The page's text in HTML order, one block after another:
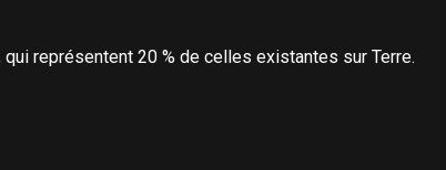
représentent 20 % de celles existantes sur Terre.